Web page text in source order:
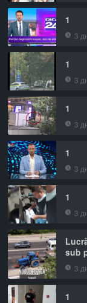
1
3
1
3
1
3
1
3
1
3
sub
3
1